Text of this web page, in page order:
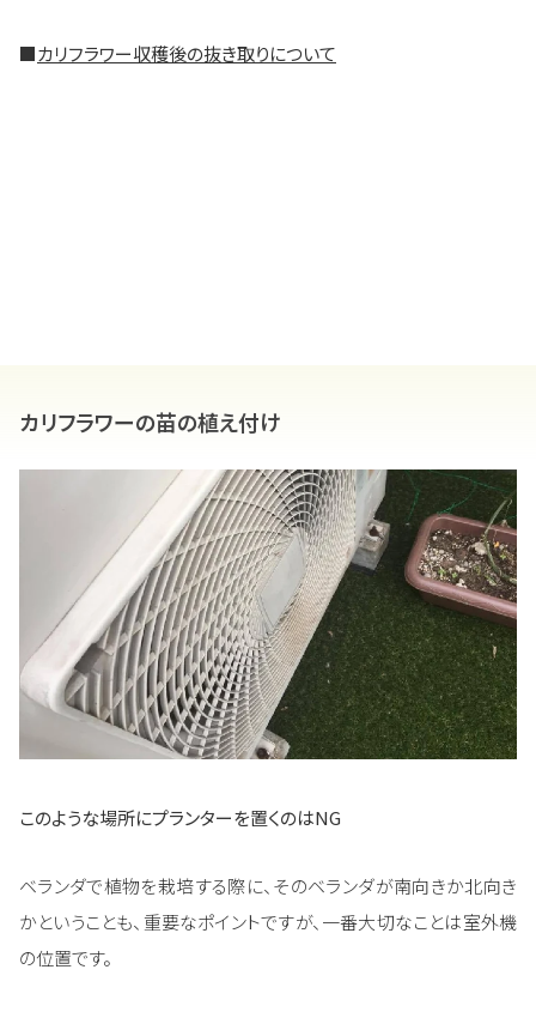
■カリフラワー収穫後の抜き取りについて
カリフラワーの苗の植え付け
このような場所にプランターを置くのはNG
ベランダで植物を栽培する際に、そのベランダが南向きか北向き
かということも、重要なポイントですが、一番大切なことは室外機
の位置です。